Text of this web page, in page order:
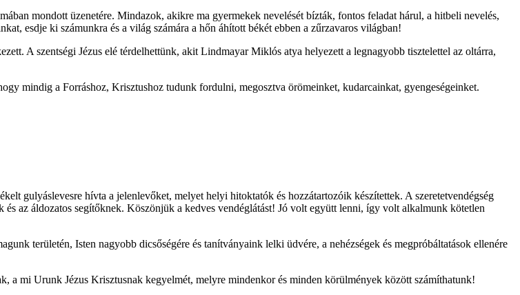
mondott üzenetére. Mindazok, akikre ma gyermekek nevelését bízták, fontos feladat hárul, a hitbeli nevelés,
esdje ki számunkra és a világ számára a hőn áhított békét ebben a zűrzavaros világban!
A szentségi Jézus elé térdelhettünk, akit Lindmayar Miklós atya helyezett a legnagyobb tisztelettel az oltárra,
mindig a Forráshoz, Krisztushoz tudunk fordulni, megosztva örömeinket, kudarcainkat, gyengeségeinket.
gulyáslevesre hívta a jelenlevőket, melyet helyi hitoktatók és hozzátartozóik készítettek. A szeretetvendégség
az áldozatos segítőknek. Köszönjük a kedves vendéglátást! Jó volt együtt lenni, így volt alkalmunk kötetlen
területén, Isten nagyobb dicsőségére és tanítványaink lelki üdvére, a nehézségek és megpróbáltatások ellenére
a mi Urunk Jézus Krisztusnak kegyelmét, melyre mindenkor és minden körülmények között számíthatunk!